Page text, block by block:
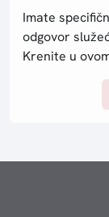
Imate
odgovor
Krenite u